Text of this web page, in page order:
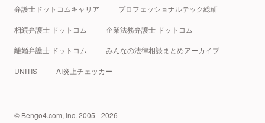
弁護士ドットコムキャリア プロフェッショナルテック総研
相続弁護士 ドットコム 企業法務弁護士 ドットコム
離婚弁護士 ドットコム みんなの法律相談まとめアーカイブ
UNITIS AI炎上チェッカー
© Bengo4.com, Inc. 2005 - 2026